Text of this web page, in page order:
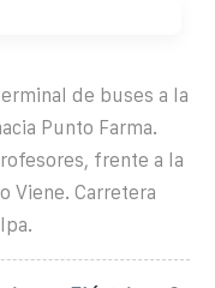
de buses a la
Punto Farma.
frente a la
Viene. Carretera